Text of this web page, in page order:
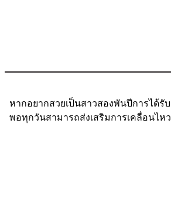
หากอยากสวยเป็นสาวสองพันปีการได้รั
พอทุกวันสามารถส่งเสริมการเคลื่อนไห